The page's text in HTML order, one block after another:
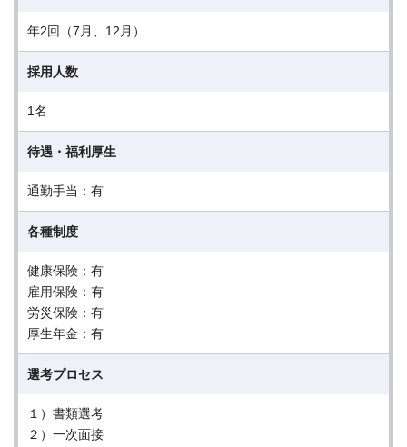
年2回（7月、12月）
採用人数
1名
待遇・福利厚生
通勤手当：有
各種制度
健康保険：有
雇用保険：有
労災保険：有
厚生年金：有
選考プロセス
１）書類選考
２）一次面接